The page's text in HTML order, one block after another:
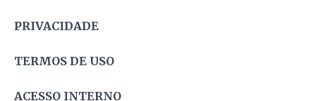
PRIVACIDADE
TERMOS DE USO
ACESSO INTERNO